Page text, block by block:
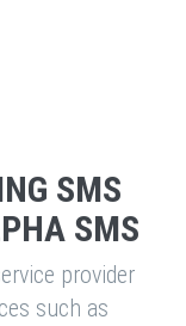
SMS
SMS
provider
such as